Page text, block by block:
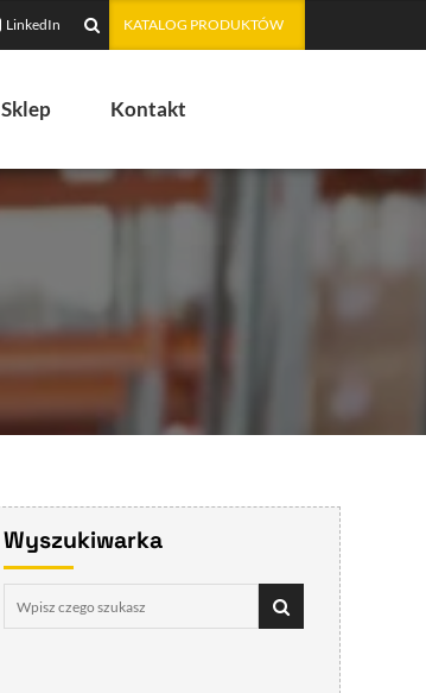
LinkedIn KATALOG PRODUKTÓW
Sklep Kontakt
Wyszukiwarka